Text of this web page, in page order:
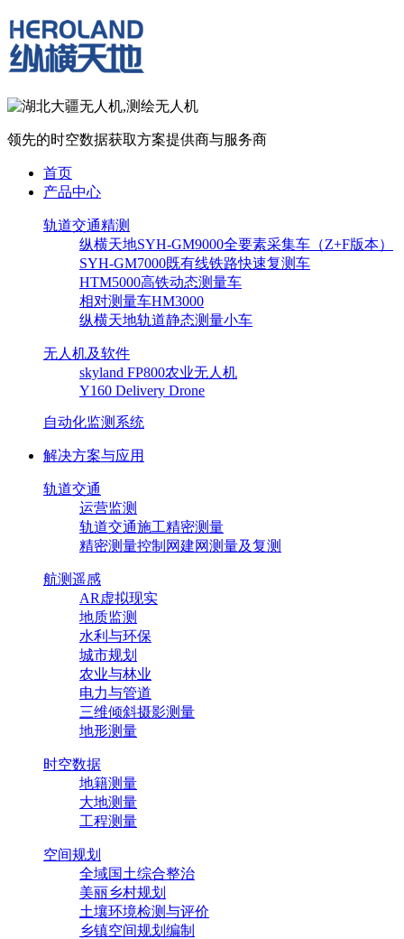
领先的时空数据获取方案提供商与服务商
首页
产品中心
轨道交通精测
纵横天地SYH-GM9000全要素采集车（Z+F版本）
SYH-GM7000既有线铁路快速复测车
HTM5000高铁动态测量车
相对测量车HM3000
纵横天地轨道静态测量小车
无人机及软件
skyland FP800农业无人机
Y160 Delivery Drone
自动化监测系统
解决方案与应用
轨道交通
运营监测
轨道交通施工精密测量
精密测量控制网建网测量及复测
航测遥感
AR虚拟现实
地质监测
水利与环保
城市规划
农业与林业
电力与管道
三维倾斜摄影测量
地形测量
时空数据
地籍测量
大地测量
工程测量
空间规划
全域国土综合整治
美丽乡村规划
土壤环境检测与评价
乡镇空间规划编制